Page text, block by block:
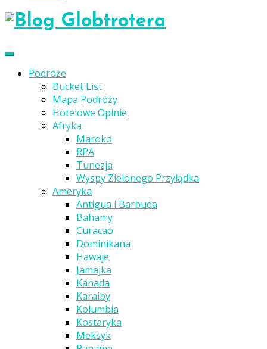
Podróże
Bucket List
Mapa Podróży
Hotelowe Opinie
Afryka
Maroko
RPA
Tunezja
Wyspy Zielonego Przylądka
Ameryka
Antigua i Barbuda
Bahamy
Curacao
Dominikana
Hawaje
Jamajka
Kanada
Karaiby
Kolumbia
Kostaryka
Meksyk